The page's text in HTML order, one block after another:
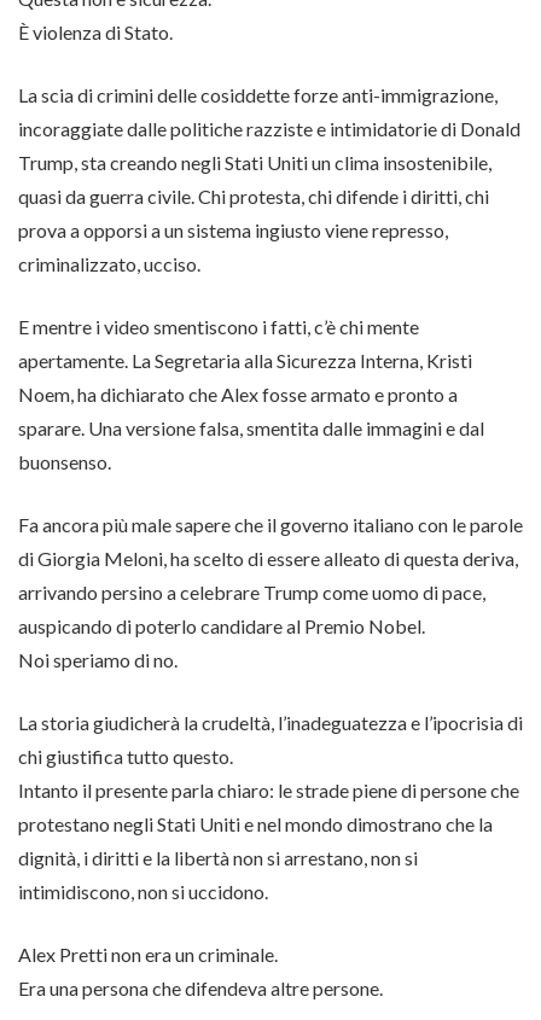
È violenza di Stato.
La scia di crimini delle cosiddette forze anti-immigrazione,
incoraggiate dalle politiche razziste e intimidatorie di Donald
Trump, sta creando negli Stati Uniti un clima insostenibile,
quasi da guerra civile. Chi protesta, chi difende i diritti, chi
prova a opporsi a un sistema ingiusto viene represso,
criminalizzato, ucciso.
E mentre i video smentiscono i fatti, c’è chi mente
apertamente. La Segretaria alla Sicurezza Interna, Kristi
Noem, ha dichiarato che Alex fosse armato e pronto a
sparare. Una versione falsa, smentita dalle immagini e dal
buonsenso.
Fa ancora più male sapere che il governo italiano con le parole
di Giorgia Meloni, ha scelto di essere alleato di questa deriva,
arrivando persino a celebrare Trump come uomo di pace,
auspicando di poterlo candidare al Premio Nobel.
Noi speriamo di no.
La storia giudicherà la crudeltà, l’inadeguatezza e l’ipocrisia di
chi giustifica tutto questo.
Intanto il presente parla chiaro: le strade piene di persone che
protestano negli Stati Uniti e nel mondo dimostrano che la
dignità, i diritti e la libertà non si arrestano, non si
intimidiscono, non si uccidono.
Alex Pretti non era un criminale.
Era una persona che difendeva altre persone.